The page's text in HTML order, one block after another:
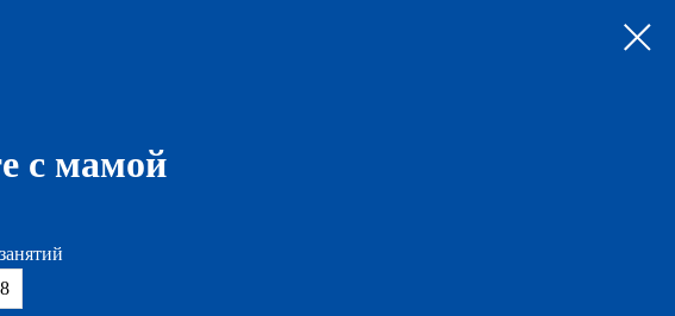
с мамой
8